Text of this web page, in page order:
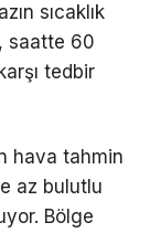
sıcaklık
saatte 60
tedbir
hava tahmin
az bulutlu
Bölge